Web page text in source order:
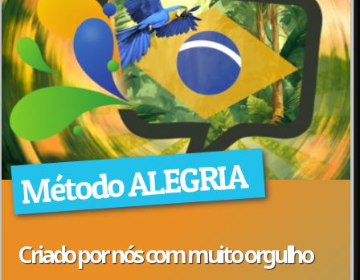
Método ALEGRIA
Criado por nós com muito orgulho